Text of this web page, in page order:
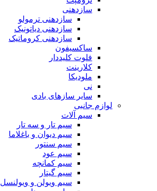
سازدهنی
سازدهنی ترمولو
سازدهنی دیاتونیک
سازدهنی کروماتیک
ساکسیفون
فلوت کلیددار
کلارینت
ملودیکا
نی
سایر سازهای بادی
لوازم جانبی
سیم آلات
سیم تار و سه تار
سیم دیوان و باغلاما
سیم سنتور
سیم عود
سیم کمانچه
سیم گیتار
سیم ویولن و ویولنسل